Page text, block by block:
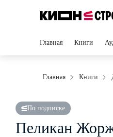
Главная Книги
Главная Книги
По подписке
Пеликан